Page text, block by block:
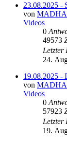
23.08.2025 -
von
Videos
0
49573
Letzter
24.
19.08.2025 -
von
Videos
0
57923
Letzter
19.